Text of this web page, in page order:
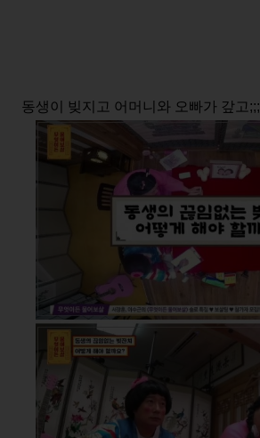
동생이 빚지고 어머니와 오빠가 갚고;;;